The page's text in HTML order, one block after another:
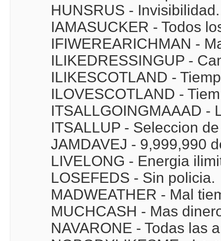
HUNSRUS - Invisibilidad.
IAMASUCKER - Todos
IFIWEREARICHMAN -
ILIKEDRESSINGUP -
ILIKESCOTLAND -
ILOVESCOTLAND -
ITSALLGOINGMAAAD -
ITSALLUP - Seleccion
JAMDAVEJ - 9,999,990
LIVELONG - Energia
LOSEFEDS - Sin policia.
MADWEATHER - Mal
MUCHCASH - Mas
NAVARONE - Todas las